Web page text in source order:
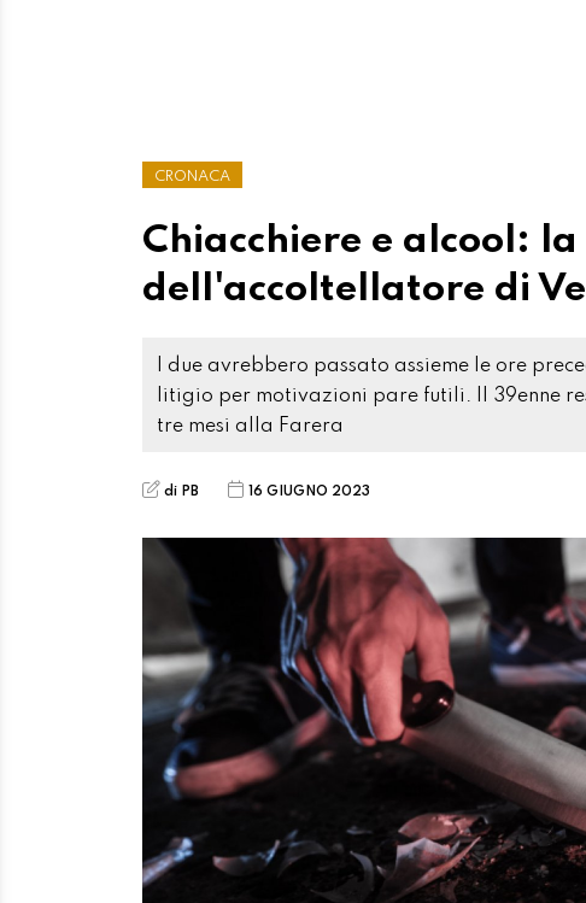
CRONACA
Chiacchiere e alcool:
dell'accoltellatore di
I due avrebbero passato assieme le ore
litigio per motivazioni pare futili. Il 39enne
tre mesi alla Farera
di PB 16 GIUGNO 2023